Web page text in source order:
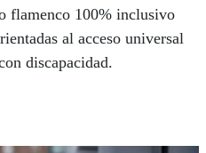
flamenco 100% inclusivo
al acceso universal
discapacidad.